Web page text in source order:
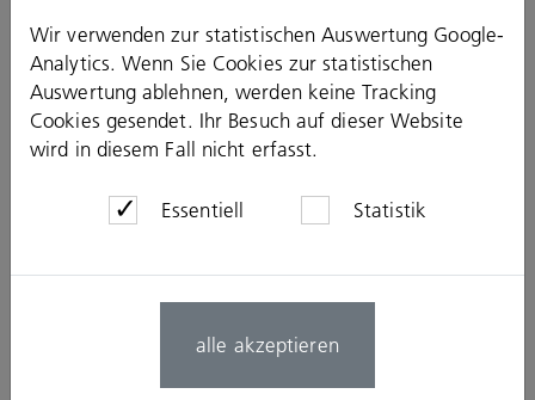
Wir verwenden zur statistischen Auswertung Google-
Analytics. Wenn Sie Cookies zur statistischen
Auswertung ablehnen, werden keine Tracking
Cookies gesendet. Ihr Besuch auf dieser Website
wird in diesem Fall nicht erfasst.
Essentiell Statistik
alle akzeptieren